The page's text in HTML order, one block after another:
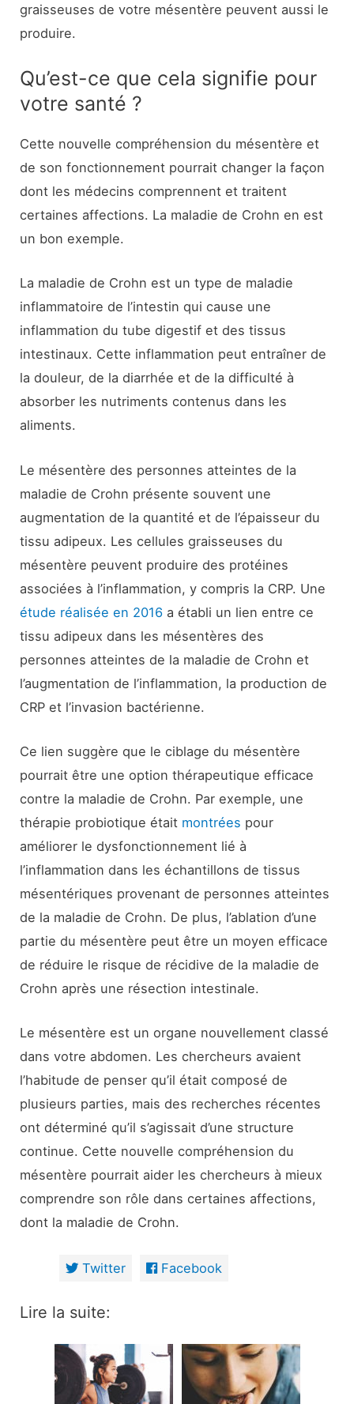
graisseuses de votre mésentère peuvent aussi le
produire.
Qu’est-ce que cela signifie pour
votre santé ?
Cette nouvelle compréhension du mésentère et
de son fonctionnement pourrait changer la façon
dont les médecins comprennent et traitent
certaines affections. La maladie de Crohn en est
un bon exemple.
La maladie de Crohn est un type de maladie
inflammatoire de l’intestin qui cause une
inflammation du tube digestif et des tissus
intestinaux. Cette inflammation peut entraîner de
la douleur, de la diarrhée et de la difficulté à
absorber les nutriments contenus dans les
aliments.
Le mésentère des personnes atteintes de la
maladie de Crohn présente souvent une
augmentation de la quantité et de l’épaisseur du
tissu adipeux. Les cellules graisseuses du
mésentère peuvent produire des protéines
associées à l’inflammation, y compris la CRP. Une
étude réalisée en 2016 a établi un lien entre ce
tissu adipeux dans les mésentères des
personnes atteintes de la maladie de Crohn et
l’augmentation de l’inflammation, la production de
CRP et l’invasion bactérienne.
Ce lien suggère que le ciblage du mésentère
pourrait être une option thérapeutique efficace
contre la maladie de Crohn. Par exemple, une
thérapie probiotique était montrées pour
améliorer le dysfonctionnement lié à
l’inflammation dans les échantillons de tissus
mésentériques provenant de personnes atteintes
de la maladie de Crohn. De plus, l’ablation d’une
partie du mésentère peut être un moyen efficace
de réduire le risque de récidive de la maladie de
Crohn après une résection intestinale.
Le mésentère est un organe nouvellement classé
dans votre abdomen. Les chercheurs avaient
l’habitude de penser qu’il était composé de
plusieurs parties, mais des recherches récentes
ont déterminé qu’il s’agissait d’une structure
continue. Cette nouvelle compréhension du
mésentère pourrait aider les chercheurs à mieux
comprendre son rôle dans certaines affections,
dont la maladie de Crohn.
Twitter Facebook
Lire la suite: